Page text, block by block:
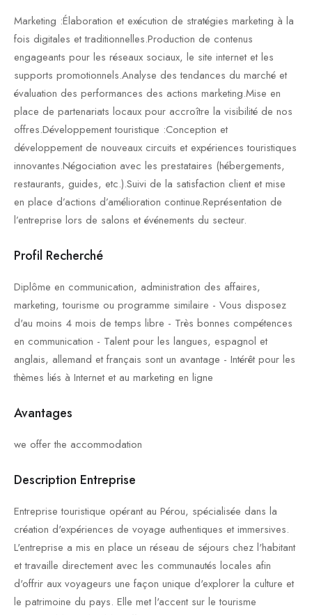
Marketing :Élaboration et exécution de stratégies marketing à la
fois digitales et traditionnelles.Production de contenus
engageants pour les réseaux sociaux, le site internet et les
supports promotionnels.Analyse des tendances du marché et
évaluation des performances des actions marketing.Mise en
place de partenariats locaux pour accroître la visibilité de nos
offres.Développement touristique :Conception et
développement de nouveaux circuits et expériences touristiques
innovantes.Négociation avec les prestataires (hébergements,
restaurants, guides, etc.).Suivi de la satisfaction client et mise
en place d’actions d’amélioration continue.Représentation de
l’entreprise lors de salons et événements du secteur.
Profil Recherché
Diplôme en communication, administration des affaires,
marketing, tourisme ou programme similaire - Vous disposez
d'au moins 4 mois de temps libre - Très bonnes compétences
en communication - Talent pour les langues, espagnol et
anglais, allemand et français sont un avantage - Intérêt pour les
thèmes liés à Internet et au marketing en ligne
Avantages
we offer the accommodation
Description Entreprise
Entreprise touristique opérant au Pérou, spécialisée dans la
création d'expériences de voyage authentiques et immersives.
L'entreprise a mis en place un réseau de séjours chez l'habitant
et travaille directement avec les communautés locales afin
d'offrir aux voyageurs une façon unique d'explorer la culture et
le patrimoine du pays. Elle met l'accent sur le tourisme